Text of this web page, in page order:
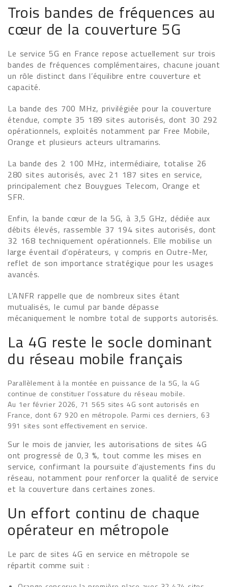
Trois bandes de fréquences au
cœur de la couverture 5G
Le service 5G en France repose actuellement sur trois
bandes de fréquences complémentaires, chacune jouant
un rôle distinct dans l’équilibre entre couverture et
capacité.
La bande des 700 MHz, privilégiée pour la couverture
étendue, compte 35 189 sites autorisés, dont 30 292
opérationnels, exploités notamment par Free Mobile,
Orange et plusieurs acteurs ultramarins.
La bande des 2 100 MHz, intermédiaire, totalise 26
280 sites autorisés, avec 21 187 sites en service,
principalement chez Bouygues Telecom, Orange et
SFR.
Enfin, la bande cœur de la 5G, à 3,5 GHz, dédiée aux
débits élevés, rassemble 37 194 sites autorisés, dont
32 168 techniquement opérationnels. Elle mobilise un
large éventail d’opérateurs, y compris en Outre-Mer,
reflet de son importance stratégique pour les usages
avancés.
L’ANFR rappelle que de nombreux sites étant
mutualisés, le cumul par bande dépasse
mécaniquement le nombre total de supports autorisés.
La 4G reste le socle dominant
du réseau mobile français
Parallèlement à la montée en puissance de la 5G, la 4G
continue de constituer l’ossature du réseau mobile.
Au 1er février 2026, 71 565 sites 4G sont autorisés en
France, dont 67 920 en métropole. Parmi ces derniers, 63
991 sites sont effectivement en service.
Sur le mois de janvier, les autorisations de sites 4G
ont progressé de 0,3 %, tout comme les mises en
service, confirmant la poursuite d’ajustements fins du
réseau, notamment pour renforcer la qualité de service
et la couverture dans certaines zones.
Un effort continu de chaque
opérateur en métropole
Le parc de sites 4G en service en métropole se
répartit comme suit :